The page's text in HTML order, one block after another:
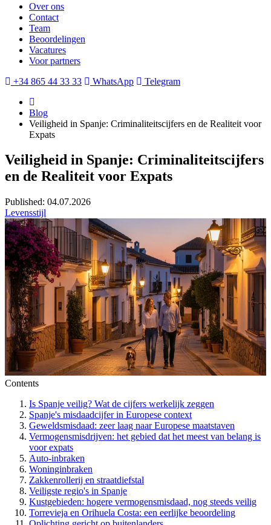
Over ons
Contact
Team
Beoordelingen
Vacatures
Voor partners
+34 865 44 33 33
WhatsApp Telegram
Blog
Veiligheid in Spanje: Criminaliteitscijfers en de Realiteit voor
Expats
Veiligheid in Spanje: Criminaliteitscijfers
en de Realiteit voor Expats
Published: 04.07.2026
Levensstijl
Contents
Is Spanje veilig? Wat de cijfers werkelijk zeggen
Spanje's misdaadcijfer in Europese context
Geweldsmisdaad: zeer laag naar Europese maatstaven
Vermogensmisdrijven: het gebied dat het meest van belang is
voor expats
Auto-inbraken
Woninginbraken
Zakkenrollerij en straatdiefstal
Veiligste regio's in Spanje
Kustgebieden: hogere vermogensmisdaad, nog steeds veilig
Torrevieja en Orihuela Costa: een eerlijke beoordeling